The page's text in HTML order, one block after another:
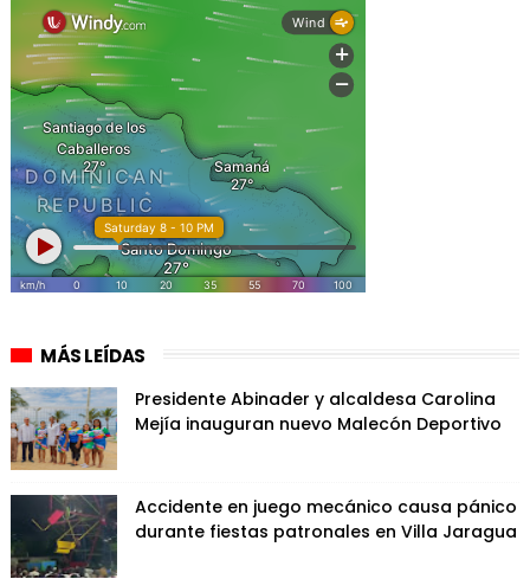
MÁS LEÍDAS
Presidente Abinader y alcaldesa Carolina
Mejía inauguran nuevo Malecón Deportivo
Accidente en juego mecánico causa pánico
durante fiestas patronales en Villa Jaragua